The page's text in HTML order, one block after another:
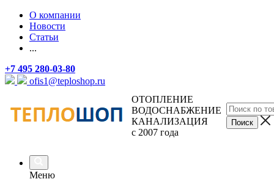
О компании
Новости
Статьи
...
+7 495 280-03-80
ofis1@teploshop.ru
ОТОПЛЕНИЕ
ВОДОСНАБЖЕНИЕ
КАНАЛИЗАЦИЯ
с 2007 года
Меню